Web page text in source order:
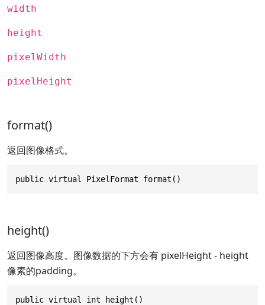
width
height
pixelWidth
pixelHeight
format()
返回图像格式。
public virtual PixelFormat format()
height()
返回图像高度。图像数据的下方会有 pixelHeight - height
像素的padding。
public virtual int height()